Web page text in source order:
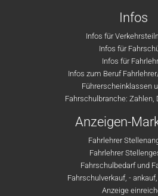
Infos
Infos für
Infos für
Infos für
Infos zum Beruf
Führerscheinklassen
Fahrschulbranche: Zahlen,
Anzeigen-
Fahrlehrer
Fahrlehrer
Fahrschulbedarf und
Fahrschulverkauf, -
Anzeige